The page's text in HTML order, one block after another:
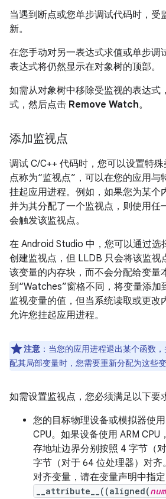
当遇到断点或您单步调试代码时，受
新。
在您手动对另一表达式求值或单步调
表达式将仍然显示在对象树的顶部。
如需从对象树中移除受监视的表达式
式，然后点击 Remove Watch。
添加监视点
调试 C/C++ 代码时，您可以设置特
点称为“监视点”，可以在您的应用与
挂起应用进程。 例如，如果您为某个
并为其分配了一个监视点，则使用任
会触发该监视点。
在 Android Studio 中，您可以通过选
创建监视点，但 LLDB 只会将该监视
该变量的内存块，而不会分配给变量
到“Watches”窗格不同，将变量添加
监视变量的值，但当系统读取或更改
允许您挂起应用进程。
注意 ：当您的应用进程退出某个函数
配其局部变量时，您需要重新分配为这些
如需设置监视点，您必须满足以下要
您的目标物理设备或模拟器使
CPU。如果设备使用 ARM
存地址边界分别按照 4 字节（
字节（对于 64 位处理器）对齐
对齐变量，请在变量声明中指定
__attribute__((aligned(